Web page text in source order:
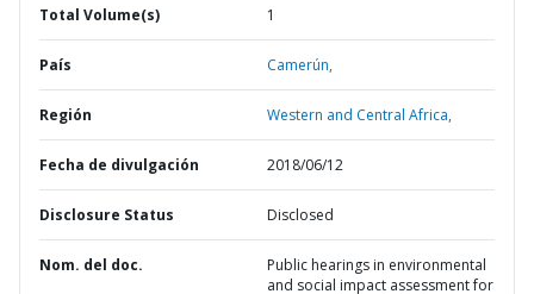
Total Volume(s) 1
País Camerún,
Región Western and Central Africa,
Fecha de divulgación 2018/06/12
Disclosure Status Disclosed
Nom. del doc.
Public hearings in environmental
and social impact assessment for